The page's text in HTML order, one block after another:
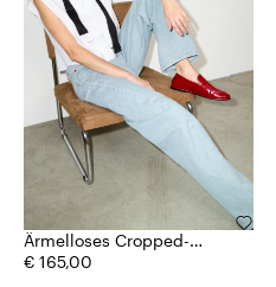
Ärmelloses Cropped-
Hemd aus Popeline
€ 165,00